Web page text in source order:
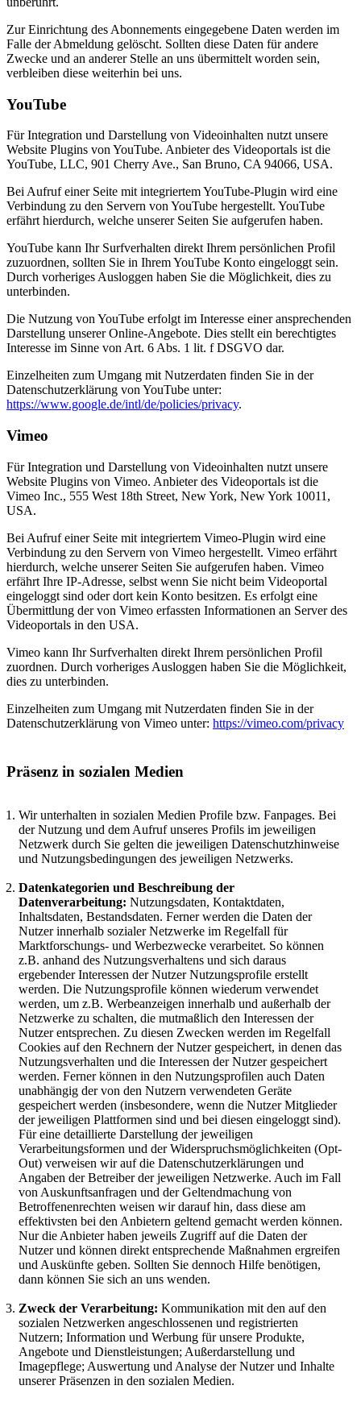
Zur Einrichtung des Abonnements eingegebene Daten werden im
Falle der Abmeldung gelöscht. Sollten diese Daten für andere
Zwecke und an anderer Stelle an uns übermittelt worden sein,
verbleiben diese weiterhin bei uns.
YouTube
Für Integration und Darstellung von Videoinhalten nutzt unsere
Website Plugins von YouTube. Anbieter des Videoportals ist die
YouTube, LLC, 901 Cherry Ave., San Bruno, CA 94066, USA.
Bei Aufruf einer Seite mit integriertem YouTube-Plugin wird eine
Verbindung zu den Servern von YouTube hergestellt. YouTube
erfährt hierdurch, welche unserer Seiten Sie aufgerufen haben.
YouTube kann Ihr Surfverhalten direkt Ihrem persönlichen Profil
zuzuordnen, sollten Sie in Ihrem YouTube Konto eingeloggt sein.
Durch vorheriges Ausloggen haben Sie die Möglichkeit, dies zu
unterbinden.
Die Nutzung von YouTube erfolgt im Interesse einer ansprechenden
Darstellung unserer Online-Angebote. Dies stellt ein berechtigtes
Interesse im Sinne von Art. 6 Abs. 1 lit. f DSGVO dar.
Einzelheiten zum Umgang mit Nutzerdaten finden Sie in der
Datenschutzerklärung von YouTube unter:
https://www.google.de/intl/de/policies/privacy.
Vimeo
Für Integration und Darstellung von Videoinhalten nutzt unsere
Website Plugins von Vimeo. Anbieter des Videoportals ist die
Vimeo Inc., 555 West 18th Street, New York, New York 10011,
USA.
Bei Aufruf einer Seite mit integriertem Vimeo-Plugin wird eine
Verbindung zu den Servern von Vimeo hergestellt. Vimeo erfährt
hierdurch, welche unserer Seiten Sie aufgerufen haben. Vimeo
erfährt Ihre IP-Adresse, selbst wenn Sie nicht beim Videoportal
eingeloggt sind oder dort kein Konto besitzen. Es erfolgt eine
Übermittlung der von Vimeo erfassten Informationen an Server des
Videoportals in den USA.
Vimeo kann Ihr Surfverhalten direkt Ihrem persönlichen Profil
zuordnen. Durch vorheriges Ausloggen haben Sie die Möglichkeit,
dies zu unterbinden.
Einzelheiten zum Umgang mit Nutzerdaten finden Sie in der
Datenschutzerklärung von Vimeo unter: https://vimeo.com/privacy
Präsenz in sozialen Medien
Wir unterhalten in sozialen Medien Profile bzw. Fanpages. Bei
der Nutzung und dem Aufruf unseres Profils im jeweiligen
Netzwerk durch Sie gelten die jeweiligen Datenschutzhinweise
und Nutzungsbedingungen des jeweiligen Netzwerks.
Datenkategorien und Beschreibung der
Datenverarbeitung: Nutzungsdaten, Kontaktdaten,
Inhaltsdaten, Bestandsdaten. Ferner werden die Daten der
Nutzer innerhalb sozialer Netzwerke im Regelfall für
Marktforschungs- und Werbezwecke verarbeitet. So können
z.B. anhand des Nutzungsverhaltens und sich daraus
ergebender Interessen der Nutzer Nutzungsprofile erstellt
werden. Die Nutzungsprofile können wiederum verwendet
werden, um z.B. Werbeanzeigen innerhalb und außerhalb der
Netzwerke zu schalten, die mutmaßlich den Interessen der
Nutzer entsprechen. Zu diesen Zwecken werden im Regelfall
Cookies auf den Rechnern der Nutzer gespeichert, in denen das
Nutzungsverhalten und die Interessen der Nutzer gespeichert
werden. Ferner können in den Nutzungsprofilen auch Daten
unabhängig der von den Nutzern verwendeten Geräte
gespeichert werden (insbesondere, wenn die Nutzer Mitglieder
der jeweiligen Plattformen sind und bei diesen eingeloggt sind).
Für eine detaillierte Darstellung der jeweiligen
Verarbeitungsformen und der Widerspruchsmöglichkeiten (Opt-
Out) verweisen wir auf die Datenschutzerklärungen und
Angaben der Betreiber der jeweiligen Netzwerke. Auch im Fall
von Auskunftsanfragen und der Geltendmachung von
Betroffenenrechten weisen wir darauf hin, dass diese am
effektivsten bei den Anbietern geltend gemacht werden können.
Nur die Anbieter haben jeweils Zugriff auf die Daten der
Nutzer und können direkt entsprechende Maßnahmen ergreifen
und Auskünfte geben. Sollten Sie dennoch Hilfe benötigen,
dann können Sie sich an uns wenden.
Zweck der Verarbeitung: Kommunikation mit den auf den
sozialen Netzwerken angeschlossenen und registrierten
Nutzern; Information und Werbung für unsere Produkte,
Angebote und Dienstleistungen; Außerdarstellung und
Imagepflege; Auswertung und Analyse der Nutzer und Inhalte
unserer Präsenzen in den sozialen Medien.